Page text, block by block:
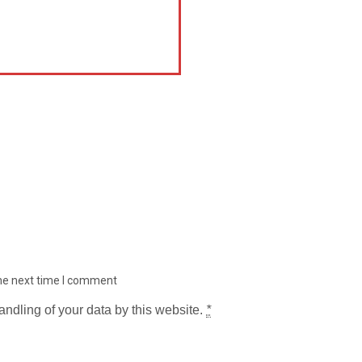
next time I comment
of your data by this website. *